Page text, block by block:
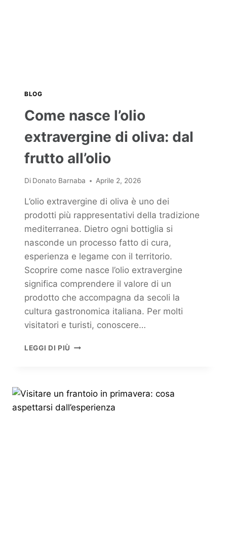
BLOG
Come nasce l’olio
extravergine di oliva: dal
frutto all’olio
Di Donato Barnaba Aprile 2, 2026
L’olio extravergine di oliva è uno dei
prodotti più rappresentativi della tradizione
mediterranea. Dietro ogni bottiglia si
nasconde un processo fatto di cura,
esperienza e legame con il territorio.
Scoprire come nasce l’olio extravergine
significa comprendere il valore di un
prodotto che accompagna da secoli la
cultura gastronomica italiana. Per molti
visitatori e turisti, conoscere…
LEGGI DI PIÙ